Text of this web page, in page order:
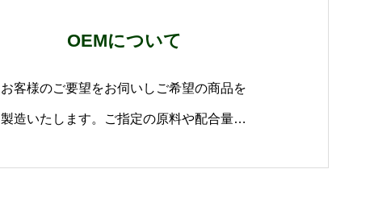
OEMについて
お客様のご要望をお伺いしご希望の商品を
製造いたします。ご指定の原料や配合量な